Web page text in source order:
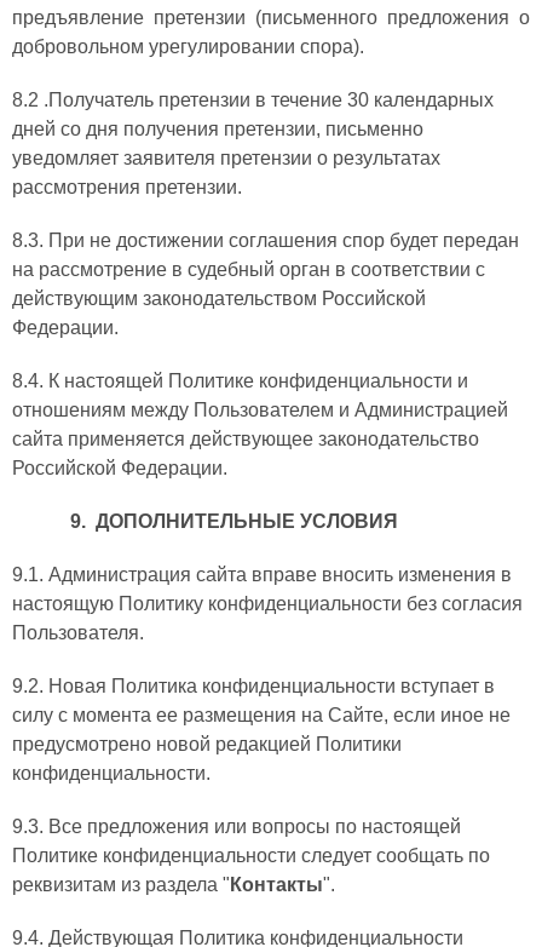
предъявление претензии (письменного предложения о
добровольном урегулировании спора).
8.2 .Получатель претензии в течение 30 календарных
дней со дня получения претензии, письменно
уведомляет заявителя претензии о результатах
рассмотрения претензии.
8.3. При не достижении соглашения спор будет передан
на рассмотрение в судебный орган в соответствии с
действующим законодательством Российской
Федерации.
8.4. К настоящей Политике конфиденциальности и
отношениям между Пользователем и Администрацией
сайта применяется действующее законодательство
Российской Федерации.
9. ДОПОЛНИТЕЛЬНЫЕ УСЛОВИЯ
9.1. Администрация сайта вправе вносить изменения в
настоящую Политику конфиденциальности без согласия
Пользователя.
9.2. Новая Политика конфиденциальности вступает в
силу с момента ее размещения на Сайте, если иное не
предусмотрено новой редакцией Политики
конфиденциальности.
9.3. Все предложения или вопросы по настоящей
Политике конфиденциальности следует сообщать по
реквизитам из раздела " Контакты".
9.4. Действующая Политика конфиденциальности